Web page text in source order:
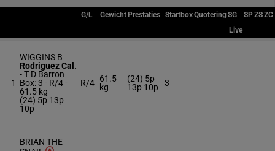
G/L Gewicht Prestaties StartboxQuoteringSG SPZSZC
Live
1
WIGGINS B
Rodriguez Cal.
-T D Barron
Box: 3 - R/4 -
61.5 kg
(24) 5p 13p
10p
R/4 61.5
kg
(24) 5p
13p 10p
3
BRIAN THE